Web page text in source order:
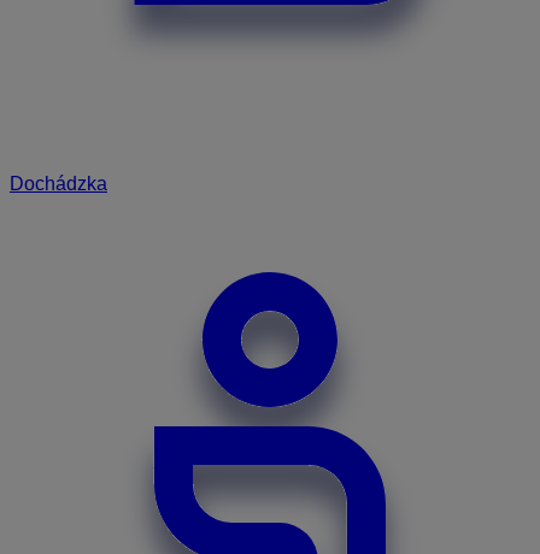
Dochádzka